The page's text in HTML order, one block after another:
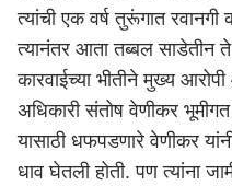
त्यांची एक वर्ष तुरूंगात
त्यानंतर आता तब्बल साडेतीन ते
कारवाईच्या भीतीने मुख्य
अधिकारी संतोष वेणीकर
यासाठी धफपडणारे वेणीकर
धाव घेतली होती. पण त्यांना